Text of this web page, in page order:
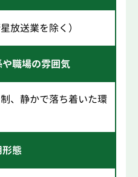
放送業を除く）
職場の雰囲気
、静かで落ち着いた環
態